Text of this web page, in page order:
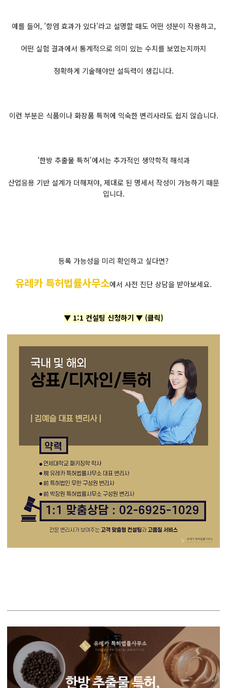
예를 들어, '항염 효과가 있다'라고 설명할 때도 어떤 성분이 작용하고,
어떤 실험 결과에서 통계적으로 의미 있는 수치를 보였는지까지
정확하게 기술해야만 설득력이 생깁니다.
이런 부분은 식품이나 화장품 특허에 익숙한 변리사라도 쉽지 않습니다.
'한방 추출물 특허'에서는 추가적인 생약학적 해석과
산업응용 기반 설계가 더해져야, 제대로 된 명세서 작성이 가능하기 때문
입니다.
등록 가능성을 미리 확인하고 싶다면?
유레카 특허법률사무소에서 사전 진단 상담을 받아보세요.
▼ 1:1 컨설팅 신청하기 ▼ (클릭)